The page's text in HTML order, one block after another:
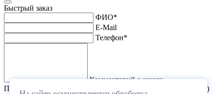
Быстрый заказ
ФИО*
E-Mail
Телефон*
Комментарий к заказу
Прикрепить файл (проект дома или список стройматериалов)